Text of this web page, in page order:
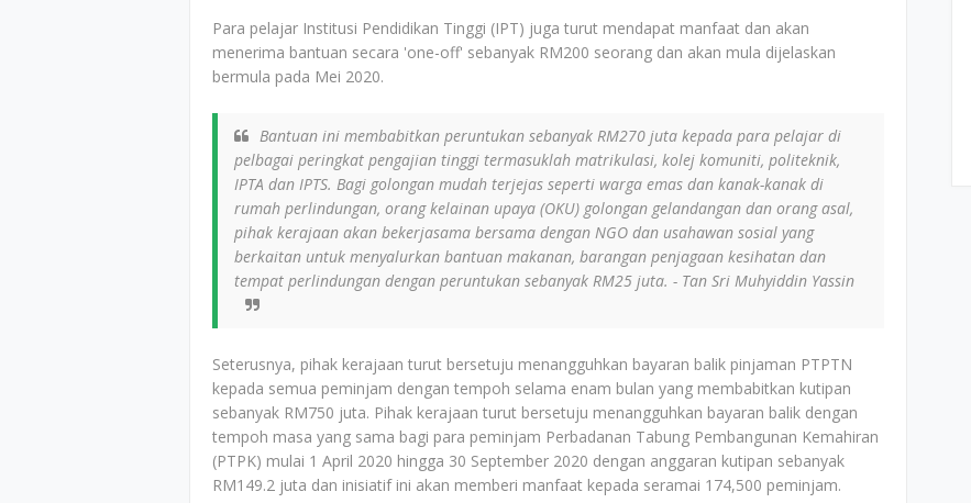
Para pelajar Institusi Pendidikan Tinggi (IPT) juga turut mendapat manfaat dan akan
menerima bantuan secara 'one-off' sebanyak RM200 seorang dan akan mula dijelaskan
bermula pada Mei 2020.
Bantuan ini membabitkan peruntukan sebanyak RM270 juta kepada para pelajar di
pelbagai peringkat pengajian tinggi termasuklah matrikulasi, kolej komuniti, politeknik,
IPTA dan IPTS. Bagi golongan mudah terjejas seperti warga emas dan kanak-kanak di
rumah perlindungan, orang kelainan upaya (OKU) golongan gelandangan dan orang asal,
pihak kerajaan akan bekerjasama bersama dengan NGO dan usahawan sosial yang
berkaitan untuk menyalurkan bantuan makanan, barangan penjagaan kesihatan dan
tempat perlindungan dengan peruntukan sebanyak RM25 juta. - Tan Sri Muhyiddin Yassin
Seterusnya, pihak kerajaan turut bersetuju menangguhkan bayaran balik pinjaman PTPTN
kepada semua peminjam dengan tempoh selama enam bulan yang membabitkan kutipan
sebanyak RM750 juta. Pihak kerajaan turut bersetuju menangguhkan bayaran balik dengan
tempoh masa yang sama bagi para peminjam Perbadanan Tabung Pembangunan Kemahiran
(PTPK) mulai 1 April 2020 hingga 30 September 2020 dengan anggaran kutipan sebanyak
RM149.2 juta dan inisiatif ini akan memberi manfaat kepada seramai 174,500 peminjam.